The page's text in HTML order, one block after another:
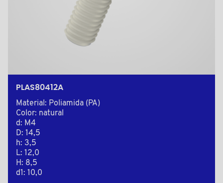
PLAS80412A
Material: Poliamida (PA)
Color: natural
d: M4
D: 14,5
h: 3,5
L: 12,0
H: 8,5
d1: 10,0